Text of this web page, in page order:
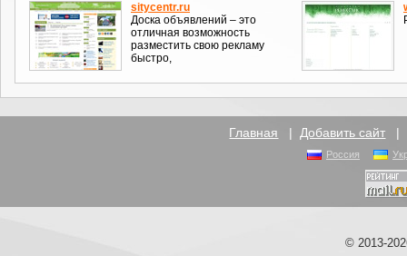
sitycentr.ru
Доска объявлений – это
отличная возможность
разместить свою рекламу
быстро,
Главная | Добавить сайт |
Россия
© 2013-